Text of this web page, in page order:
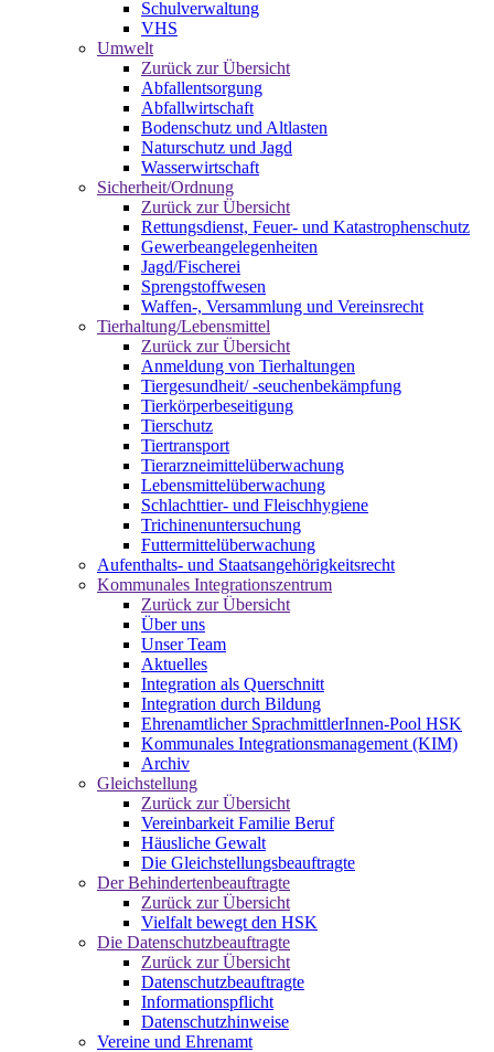
Schulverwaltung
VHS
Umwelt
Zurück zur Übersicht
Abfallentsorgung
Abfallwirtschaft
Bodenschutz und Altlasten
Naturschutz und Jagd
Wasserwirtschaft
Sicherheit/Ordnung
Zurück zur Übersicht
Rettungsdienst, Feuer- und Katastrophenschutz
Gewerbeangelegenheiten
Jagd/Fischerei
Sprengstoffwesen
Waffen-, Versammlung und Vereinsrecht
Tierhaltung/Lebensmittel
Zurück zur Übersicht
Anmeldung von Tierhaltungen
Tiergesundheit/ -seuchenbekämpfung
Tierkörperbeseitigung
Tierschutz
Tiertransport
Tierarzneimittelüberwachung
Lebensmittelüberwachung
Schlachttier- und Fleischhygiene
Trichinenuntersuchung
Futtermittelüberwachung
Aufenthalts- und Staatsangehörigkeitsrecht
Kommunales Integrationszentrum
Zurück zur Übersicht
Über uns
Unser Team
Aktuelles
Integration als Querschnitt
Integration durch Bildung
Ehrenamtlicher SprachmittlerInnen-Pool HSK
Kommunales Integrationsmanagement (KIM)
Archiv
Gleichstellung
Zurück zur Übersicht
Vereinbarkeit Familie Beruf
Häusliche Gewalt
Die Gleichstellungsbeauftragte
Der Behindertenbeauftragte
Zurück zur Übersicht
Vielfalt bewegt den HSK
Die Datenschutzbeauftragte
Zurück zur Übersicht
Datenschutzbeauftragte
Informationspflicht
Datenschutzhinweise
Vereine und Ehrenamt